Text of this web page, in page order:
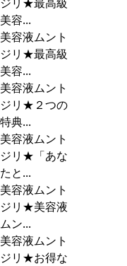
美容...
美容液ムント
ジリ★最高級
美容...
美容液ムント
ジリ★２つの
特典...
美容液ムント
ジリ★「あな
たと...
美容液ムント
ジリ★美容液
ムン...
美容液ムント
ジリ★お得な